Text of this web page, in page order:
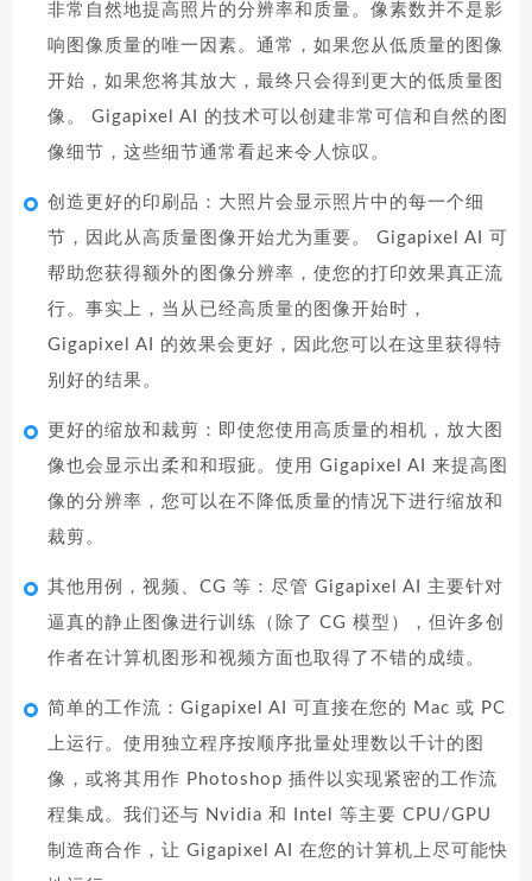
非常自然地提高照片的分辨率和质量。像素数并不是影
响图像质量的唯一因素。通常，如果您从低质量的图像
开始，如果您将其放大，最终只会得到更大的低质量图
像。 Gigapixel AI 的技术可以创建非常可信和自然的图
像细节，这些细节通常看起来令人惊叹。
创造更好的印刷品：大照片会显示照片中的每一个细
节，因此从高质量图像开始尤为重要。 Gigapixel AI 可
帮助您获得额外的图像分辨率，使您的打印效果真正流
行。事实上，当从已经高质量的图像开始时，
Gigapixel AI 的效果会更好，因此您可以在这里获得特
别好的结果。
更好的缩放和裁剪：即使您使用高质量的相机，放大图
像也会显示出柔和和瑕疵。使用 Gigapixel AI 来提高图
像的分辨率，您可以在不降低质量的情况下进行缩放和
裁剪。
其他用例，视频、CG 等：尽管 Gigapixel AI 主要针对
逼真的静止图像进行训练（除了 CG 模型），但许多创
作者在计算机图形和视频方面也取得了不错的成绩。
简单的工作流：Gigapixel AI 可直接在您的 Mac 或 PC
上运行。使用独立程序按顺序批量处理数以千计的图
像，或将其用作 Photoshop 插件以实现紧密的工作流
程集成。我们还与 Nvidia 和 Intel 等主要 CPU/GPU
制造商合作，让 Gigapixel AI 在您的计算机上尽可能快